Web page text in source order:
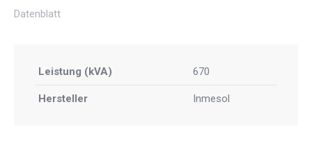
Datenblatt
Leistung (kVA) 670
Hersteller Inmesol